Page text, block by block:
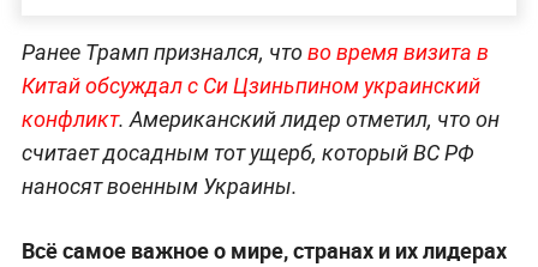
Ранее Трамп признался, чтово время визита в
Китай обсуждал с Си Цзиньпином украинский
конфликт. Американский лидер отметил, что он
считает досадным тот ущерб, который ВС РФ
наносят военным Украины.
Всё самое важное о мире, странах и их лидерах